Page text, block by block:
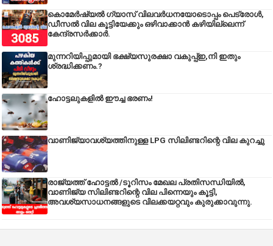
കൊമേർഷ്യൽ ഗ്യാസ് വിലവർധനയോടൊപ്പം പെട്രോൾ,
ഡീസല്‍ വില കൂട്ടിയേക്കും ഒഴിവാക്കാന്‍ കഴിയില്ലെന്ന്
കേന്ദ്രസര്‍ക്കാര്‍.
മുന്നറിയിപ്പുമായി ഭക്ഷ്യസുരക്ഷാ വകുപ്പ്ഇ,നി ഇതും
ശ്രദ്ധിക്കണം.?
ഹോട്ടലുകളിൽ ഈച്ച ഭരണം!
വാണിജ്യാവശ്യത്തിനുള്ള LPG സിലിണ്ടറിന്റെ വില കുറച്ചു
രാജ്യത്ത് ഹോട്ടൽ /ടൂറിസം മേഖല പ്രതിസന്ധിയിൽ,
വാണിജ്യ സിലിണ്ടറിന്റെ വില പിന്നെയും കൂട്ടി,
അവശ്യസാധനങ്ങളുടെ വിലക്കയറ്റവും കുരുക്കാവുന്നു.